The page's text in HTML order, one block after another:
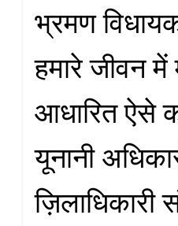
भ्रमण
हमारे जीवन में
आधारित ऐसे
यूनानी